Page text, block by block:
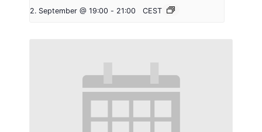
2. September @ 19:00 - 21:00 CEST